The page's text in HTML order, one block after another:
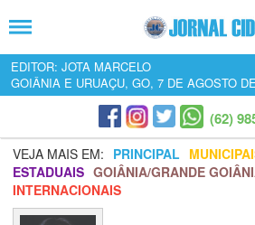
EDITOR: JOTA MARCELO
GOIÂNIA E URUAÇU, GO, 7 DE AGOSTO
(62)
VEJA MAIS EM: PRINCIPAL
ESTADUAIS GOIÂNIA/GRANDE
INTERNACIONAIS